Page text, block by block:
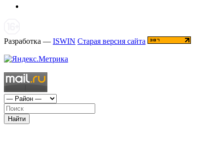
Разработка — ISWIN Старая версия сайта
Найти